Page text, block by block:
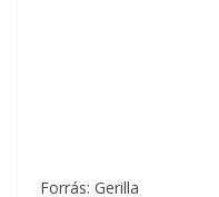
Forrás: Gerilla